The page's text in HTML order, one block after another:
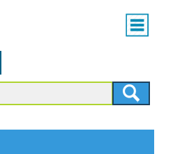
Main
menu